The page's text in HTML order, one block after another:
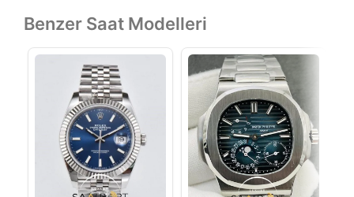
Benzer Saat Modelleri